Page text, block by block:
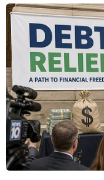
liên quan đến
“Người châu Âu
những thách thức
Phát biểu của
thềm cuộc họp
khu vực sử dụng
(Eurozone) diễn
xem xét đề nghị
thêm 6 tháng
trước đó ngày 19/